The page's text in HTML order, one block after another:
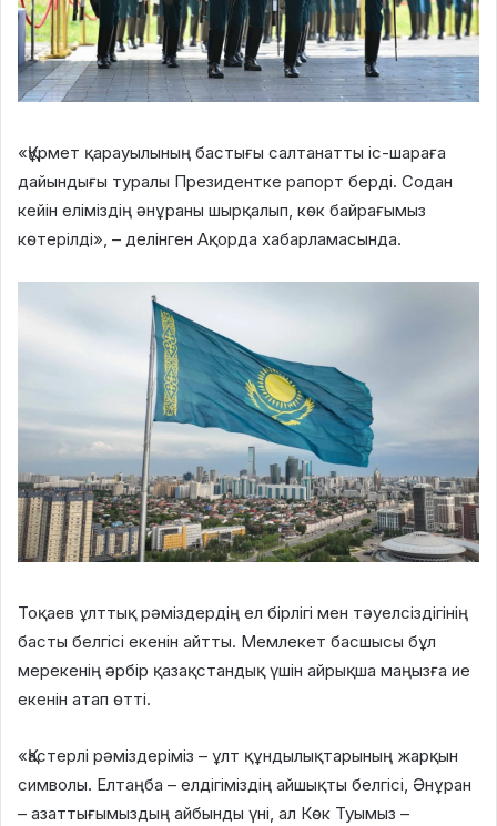
«Құрмет қарауылының бастығы салтанатты іс-шараға
дайындығы туралы Президентке рапорт берді. Содан
кейін еліміздің әнұраны шырқалып, көк байрағымыз
көтерілді», – делінген Ақорда хабарламасында.
Тоқаев ұлттық рәміздердің ел бірлігі мен тәуелсіздігінің
басты белгісі екенін айтты. Мемлекет басшысы бұл
мерекенің әрбір қазақстандық үшін айрықша маңызға ие
екенін атап өтті.
«Қастерлі рәміздеріміз – ұлт құндылықтарының жарқын
символы. Елтаңба – елдігіміздің айшықты белгісі, Әнұран
– азаттығымыздың айбынды үні, ал Көк Туымыз –